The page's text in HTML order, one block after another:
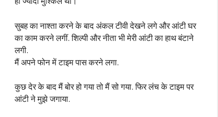
सुबह का नाश्ता करने के बाद अंकल टीवी देखने लगे और आंटी घर
का काम करने लगीं. शिल्पी और नीता भी मेरी आंटी का हाथ बंटाने
लगी.
मैं अपने फोन में टाइम पास करने लगा.
कुछ देर के बाद मैं बोर हो गया तो मैं सो गया. फिर लंच के टाइम पर
आंटी ने मुझे जगाया.